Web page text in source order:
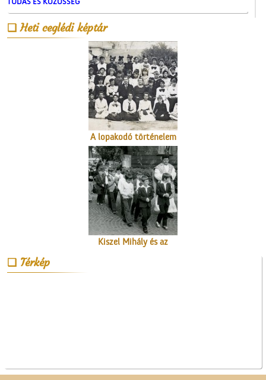
Heti ceglédi képtárA ceglédi molnárok, a
liszt és a szédelgő
feldicsérés
A lopakodó történelem
Kiszel Mihály és az
Térkép